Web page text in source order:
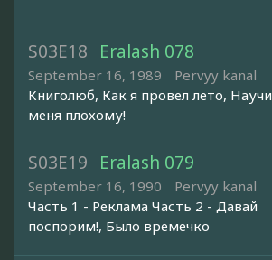
S03E18 Eralash 078
September 16, 1989
Pervyy kanal
Книголюб, Как я провел лето, Научи
меня плохому!
S03E19 Eralash 079
September 16, 1990
Pervyy kanal
Часть 1 - Реклама Часть 2 - Давай
поспорим!, Было времечко